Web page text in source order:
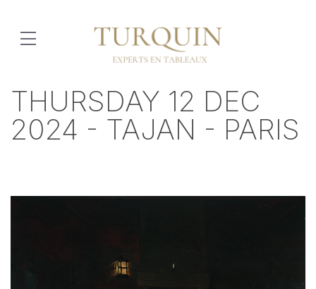
THURSDAY 12 DEC
2024 - TAJAN - PARIS